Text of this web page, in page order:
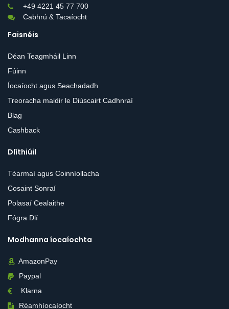
+49 4221 45 77 700
Cabhrú & Tacaíocht
Faisnéis
Déan Teagmháil Linn
Fúinn
Íocaíocht agus Seachadadh
Treoracha maidir le Diúscairt Cadhnraí
Blag
Cashback
Dlíthiúil
Téarmaí agus Coinníollacha
Cosaint Sonraí
Polasaí Cealaithe
Fógra Dlí
Modhanna íocaíochta
AmazonPay
Paypal
Klarna
Réamhíocaíocht